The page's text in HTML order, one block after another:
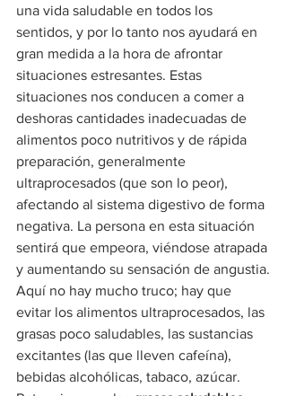
una vida saludable en todos los
sentidos, y por lo tanto nos ayudará en
gran medida a la hora de afrontar
situaciones estresantes. Estas
situaciones nos conducen a comer a
deshoras cantidades inadecuadas de
alimentos poco nutritivos y de rápida
preparación, generalmente
ultraprocesados (que son lo peor),
afectando al sistema digestivo de forma
negativa. La persona en esta situación
sentirá que empeora, viéndose atrapada
y aumentando su sensación de angustia.
Aquí no hay mucho truco; hay que
evitar los alimentos ultraprocesados, las
grasas poco saludables, las sustancias
excitantes (las que lleven cafeína),
bebidas alcohólicas, tabaco, azúcar.